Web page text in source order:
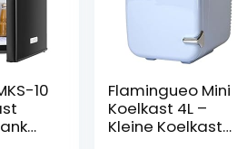
10
Flamingueo Mini
Koelkast 4L –
Kleine Koelkast